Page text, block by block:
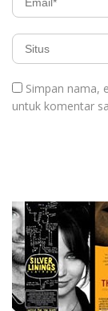
Simpan nama,
untuk komentar